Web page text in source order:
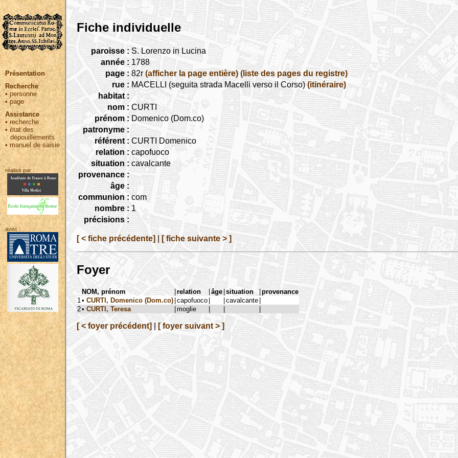
Présentation
Recherche
• personne
•page
Assistance
• recherche
•état des
dépouillements
•manuel de saisie
réalisé par :
avec :
Fiche individuelle
paroisse : S. Lorenzo in Lucina
année : 1788
page : 82r (afficher la page entière) (liste des pages du registre)
rue : MACELLI (seguita strada Macelli verso il Corso) (itinéraire)
habitat :
nom : CURTI
prénom : Domenico (Dom.co)
patronyme :
référent : CURTI Domenico
relation : capofuoco
situation : cavalcante
provenance :
âge :
communion : com
nombre : 1
précisions :
[ < fiche précédente] [ fiche suivante > ]
Foyer
NOM, prénom |relation |âge |situation |provenance
1 • CURTI, Domenico (Dom.co) |capofuoco | |cavalcante |
2• CURTI, Teresa |moglie | | |
[ < foyer précédent] [ foyer suivant > ]